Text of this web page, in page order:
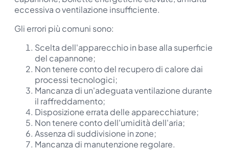
eccessiva o ventilazione insufficiente.
Gli errori più comuni sono:
Scelta dell'apparecchio in base alla superficie
del capannone;
Non tenere conto del recupero di calore dai
processi tecnologici;
Mancanza di un'adeguata ventilazione durante
il raffreddamento;
Disposizione errata delle apparecchiature;
Non tenere conto dell'umidità dell'aria;
Assenza di suddivisione in zone;
Mancanza di manutenzione regolare.